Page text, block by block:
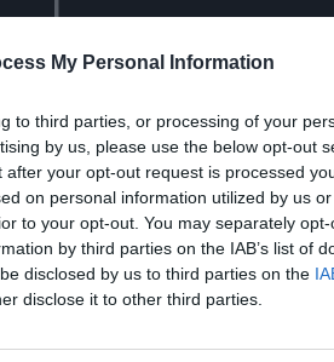
My Personal Information
to third parties, or processing of your
by us, please use the below opt-out
your opt-out request is processed
on personal information utilized by us
to your opt-out. You may separately
by third parties on the IAB’s list of
disclosed by us to third parties on the
disclose it to other third parties.
Play
w Google